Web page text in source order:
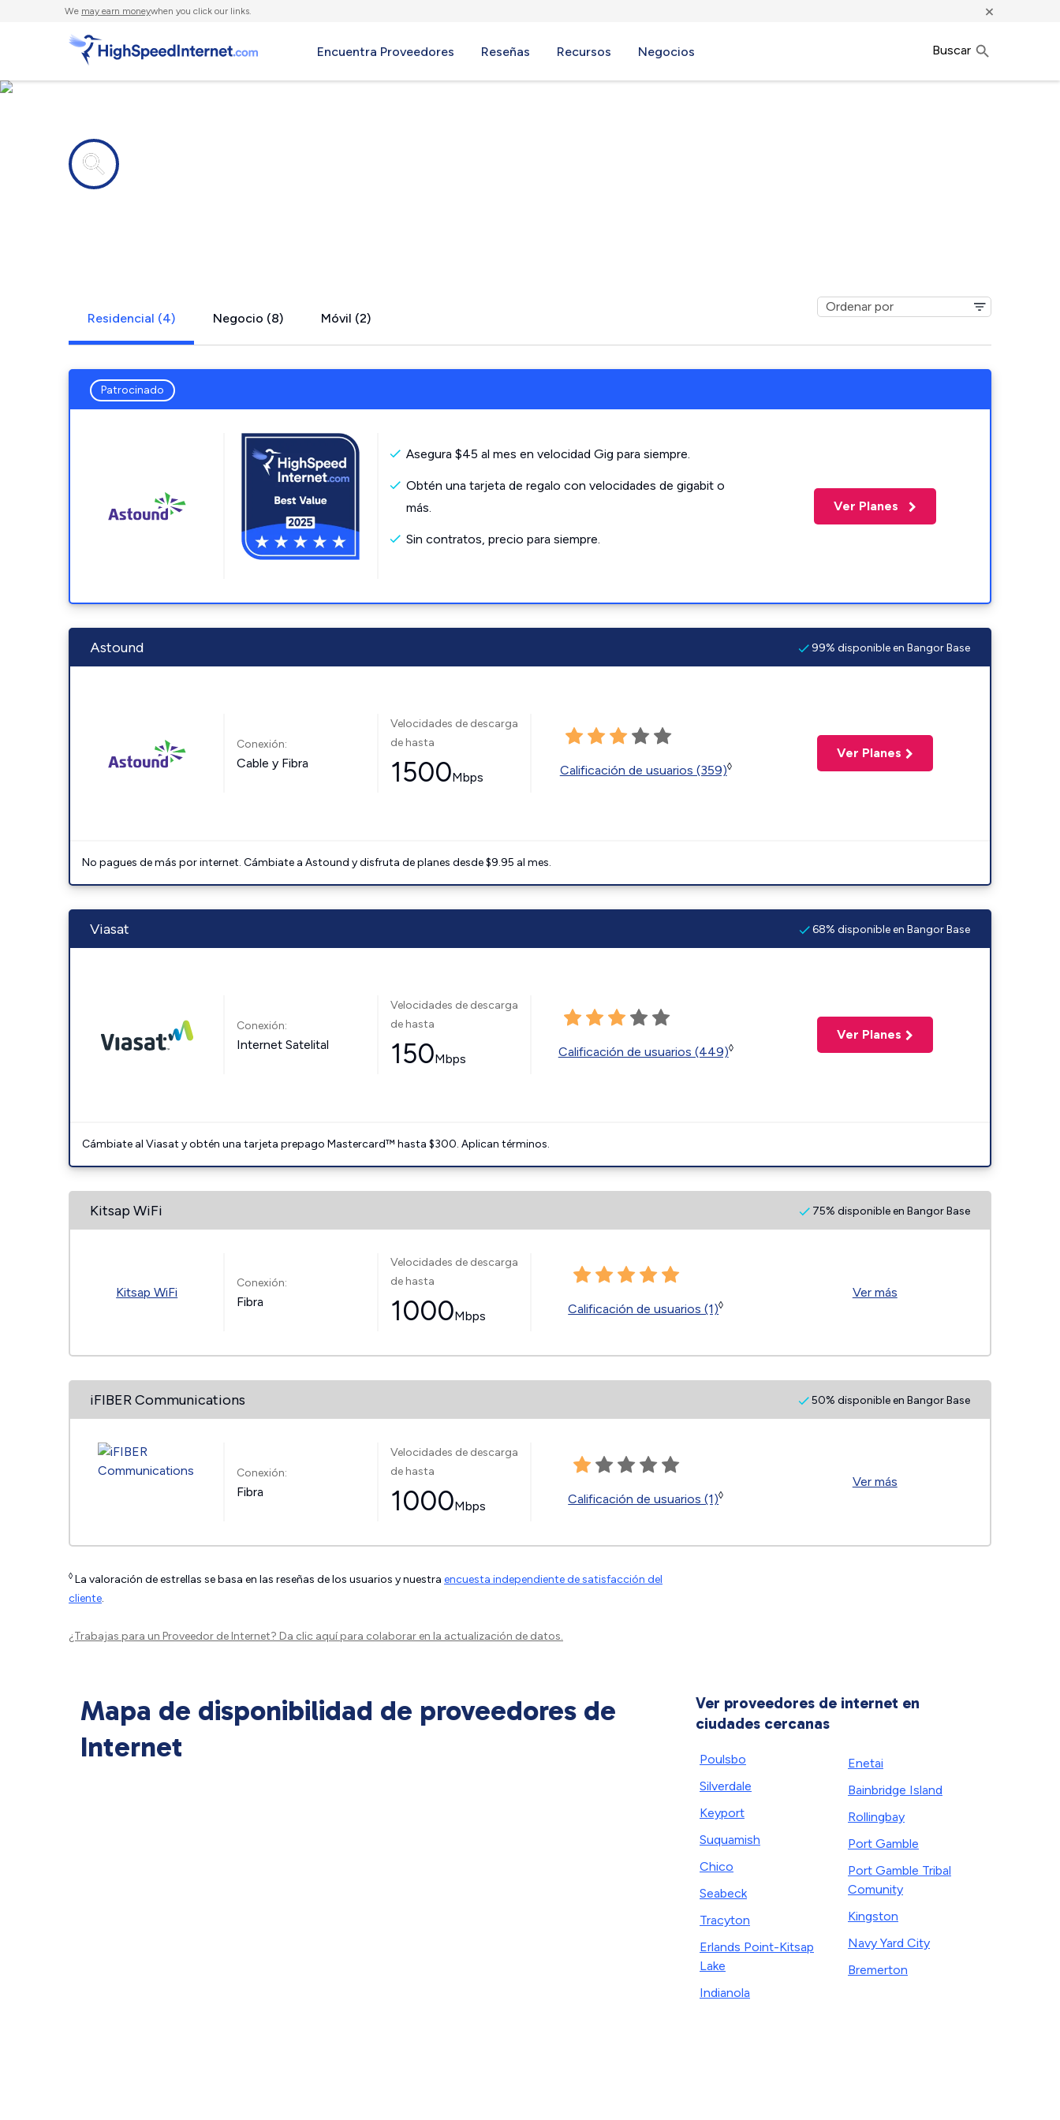
We may earn moneywhen you click our links. ×
Encuentra Proveedores Reseñas Recursos Negocios Buscar
Residencial (4) Negocio (8) Móvil (2)
Patrocinado
Asegura $45 al mes en velocidad Gig para siempre.
Obtén una tarjeta de regalo con velocidades de gigabit o
más.
Sin contratos, precio para siempre.
Ver Planes
Astound 99% disponible en Bangor Base
Conexión:
Cable y Fibra
Velocidades de descarga
de hasta
1500Mbps Calificación de usuarios (359)◊
Ver Planes
No pagues de más por internet. Cámbiate a Astound y disfruta de planes desde $9.95 al mes.
Viasat 68% disponible en Bangor Base
Conexión:
Internet Satelital
Velocidades de descarga
de hasta
150Mbps Calificación de usuarios (449)◊
Ver Planes
Cámbiate al Viasat y obtén una tarjeta prepago Mastercard™ hasta $300. Aplican términos.
Kitsap WiFi 75% disponible en Bangor Base
Kitsap WiFi
Conexión:
Fibra
Velocidades de descarga
de hasta
1000Mbps Calificación de usuarios (1)◊
Ver más
iFIBER Communications 50% disponible en Bangor Base
Conexión:
Fibra
Velocidades de descarga
de hasta
1000Mbps Calificación de usuarios (1)◊
Ver más
◊ La valoración de estrellas se basa en las reseñas de los usuarios y nuestra encuesta independiente de satisfacción del
cliente.
¿Trabajas para un Proveedor de Internet? Da clic aquípara colaborar en la actualización de datos.
Mapa de disponibilidad de proveedores de
Internet
Ver proveedores de internet en
ciudades cercanas
Poulsbo
Silverdale
Keyport
Suquamish
Chico
Seabeck
Tracyton
Erlands Point-Kitsap
Lake
Indianola
Enetai
Bainbridge Island
Rollingbay
Port Gamble
Port Gamble Tribal
Comunity
Kingston
Navy Yard City
Bremerton